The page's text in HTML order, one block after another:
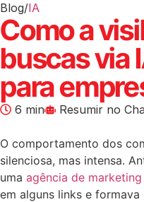
Blog/IA
Como a
buscas via
para
6 min Resumir no
O comportamento dos
silenciosa, mas intensa.
uma agência de
em alguns links e